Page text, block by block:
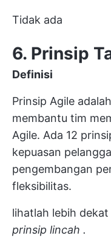
Tidak ada
6. Prinsip
Definisi
Prinsip Agile adalah
membantu tim
Agile. Ada 12
kepuasan
pengembangan
fleksibilitas.
lihatlah lebih dekat
prinsip lincah .